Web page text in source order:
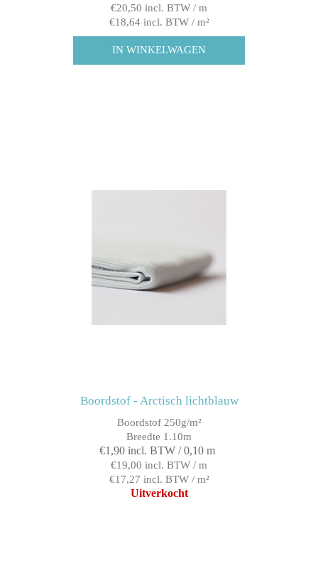
€20,50 incl. BTW / m
€18,64 incl. BTW / m²
Boordstof - Arctisch lichtblauw
Boordstof 250g/m²
Breedte 1.10m
€1,90 incl. BTW / 0,10 m
€19,00 incl. BTW / m
€17,27 incl. BTW / m²
Uitverkocht